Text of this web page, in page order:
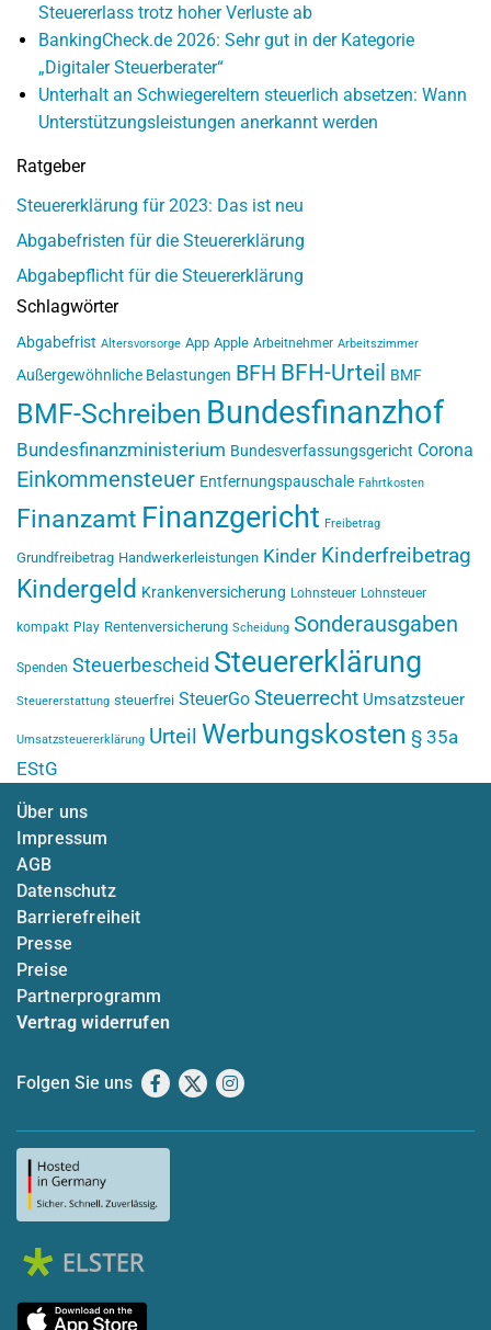
Steuererlass trotz hoher Verluste ab
BankingCheck.de 2026: Sehr gut in der Kategorie
„Digitaler Steuerberater“
Unterhalt an Schwiegereltern steuerlich absetzen: Wann
Unterstützungsleistungen anerkannt werden
Ratgeber
Steuererklärung für 2023: Das ist neu
Abgabefristen für die Steuererklärung
Abgabepflicht für die Steuererklärung
Schlagwörter
Abgabefrist Altersvorsorge App Apple Arbeitnehmer Arbeitszimmer
Außergewöhnliche Belastungen BFH BFH-Urteil BMF
BMF-Schreiben Bundesfinanzhof
Bundesfinanzministerium Bundesverfassungsgericht Corona
Einkommensteuer Entfernungspauschale Fahrtkosten
Finanzamt Finanzgericht Freibetrag
Grundfreibetrag Handwerkerleistungen Kinder Kinderfreibetrag
Kindergeld Krankenversicherung Lohnsteuer Lohnsteuer
kompakt Play Rentenversicherung Scheidung Sonderausgaben
Spenden Steuerbescheid Steuererklärung
Steuererstattung steuerfrei SteuerGo Steuerrecht Umsatzsteuer
Umsatzsteuererklärung Urteil Werbungskosten § 35a
EStG
Über uns
Impressum
AGB
Datenschutz
Barrierefreiheit
Presse
Preise
Partnerprogramm
Vertrag widerrufen
Folgen Sie uns Facebook
X Instagram